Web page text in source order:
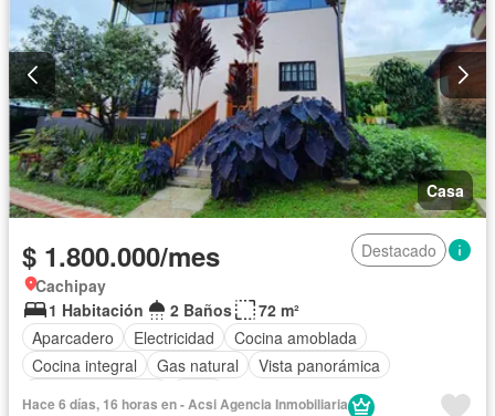
Casa
$ 1.800.000/mes
Destacado
Cachipay
1 Habitación
2 Baños
72 m²
Aparcadero
Electricidad
Cocina amoblada
Cocina integral
Gas natural
Vista panorámica
Hace 6 días, 16 horas en - Acsi Agencia Inmobiliaria